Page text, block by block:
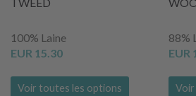
100% Laine
EUR 15.30
Voir toutes les options
88%
EUR